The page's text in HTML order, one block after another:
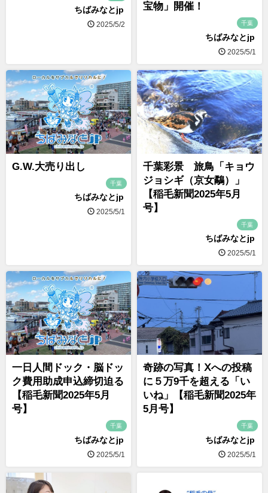
ちばみなとjp
2025/5/2
宝物」開催！
千葉
ちばみなとjp
2025/5/1
G.W.大売り出し
千葉
ちばみなとjp
2025/5/1
千葉彩景 旅鳥「キョウ
ジョシギ（京女鷸）」
【稲毛新聞2025年5月
号】
千葉
ちばみなとjp
2025/5/1
一日人間ドック・脳ドッ
ク費用助成申込締切迫る
【稲毛新聞2025年5月
号】
千葉
ちばみなとjp
2025/5/1
奇跡の写真！Ⅹへの投稿
に５万9千を超える「い
いね」【稲毛新聞2025年
5月号】
千葉
ちばみなとjp
2025/5/1